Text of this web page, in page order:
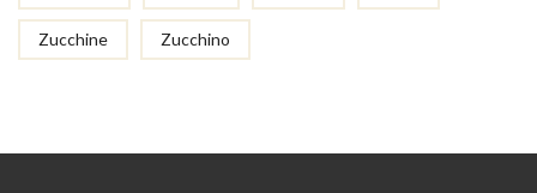
Zucchine Zucchino